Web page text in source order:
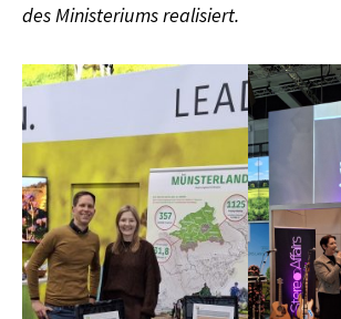
des Ministeriums realisiert.